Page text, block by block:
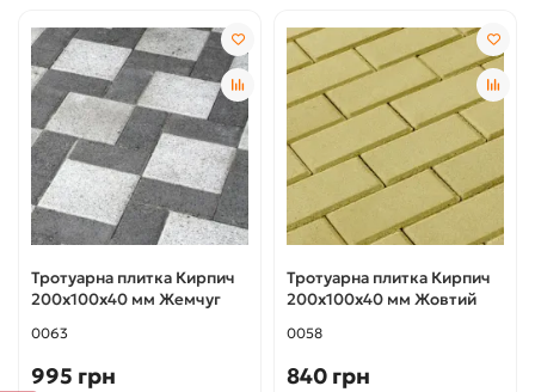
Тротуарна плитка Кирпич
200х100х40 мм Жемчуг
0063
995 грн
Тротуарна плитка Кирпич
200х100х40 мм Жовтий
0058
840 грн